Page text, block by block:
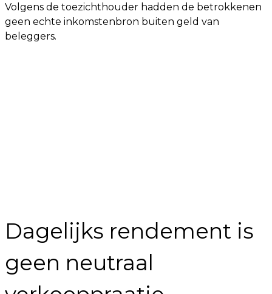
Volgens de toezichthouder hadden de betrokkenen
geen echte inkomstenbron buiten geld van
beleggers.
Dagelijks rendement is
geen neutraal